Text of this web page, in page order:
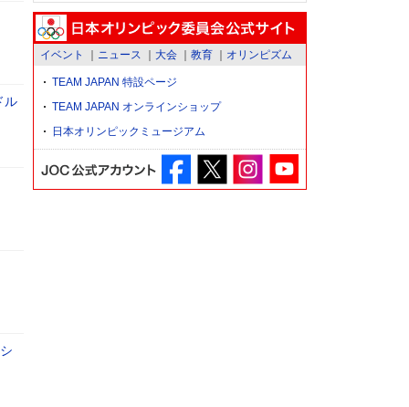
ル
イベント ニュース 大会 教育 オリンピズム
TEAM JAPAN 特設ページ
TEAM JAPAN オンラインショップ
日本オリンピックミュージアム